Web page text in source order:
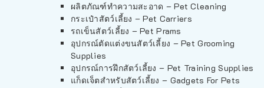
ผลิตภัณฑ์ทำความสะอาด – Pet Cleaning
กระเป๋าสัตว์เลี้ยง – Pet Carriers
รถเข็นสัตว์เลี้ยง – Pet Prams
อุปกรณ์ตัดแต่งขนสัตว์เลี้ยง – Pet Grooming
Supplies
อุปกรณ์การฝึกสัตว์เลี้ยง – Pet Training Supplies
แก็ดเจ็ตสำหรับสัตว์เลี้ยง – Gadgets For Pets